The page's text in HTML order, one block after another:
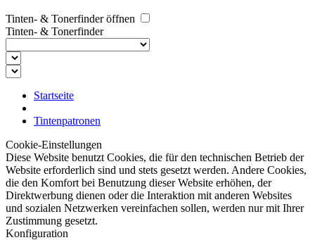
Tinten- & Tonerfinder öffnen
Tinten- & Tonerfinder
Startseite
Tintenpatronen
Cookie-Einstellungen
Diese Website benutzt Cookies, die für den technischen Betrieb der
Website erforderlich sind und stets gesetzt werden. Andere Cookies,
die den Komfort bei Benutzung dieser Website erhöhen, der
Direktwerbung dienen oder die Interaktion mit anderen Websites
und sozialen Netzwerken vereinfachen sollen, werden nur mit Ihrer
Zustimmung gesetzt.
Konfiguration